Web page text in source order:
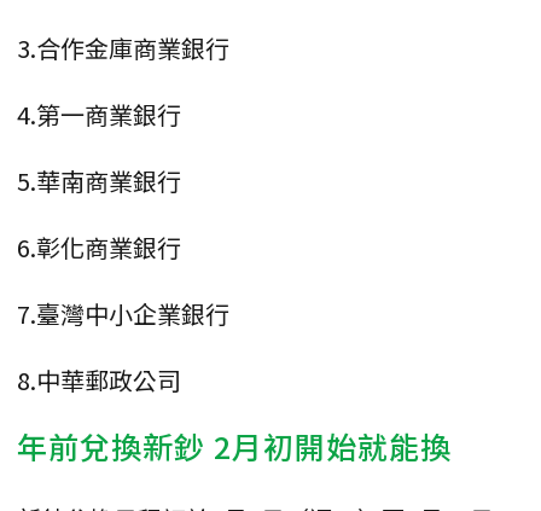
3.合作金庫商業銀行
4.第一商業銀行
5.華南商業銀行
6.彰化商業銀行
7.臺灣中小企業銀行
8.中華郵政公司
年前兌換新鈔 2月初開始就能換